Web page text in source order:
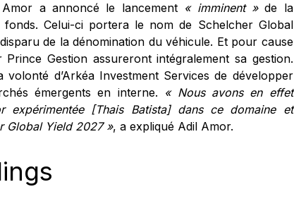
a annoncé le lancement « imminent »de la
Celui-ci portera le nom de Schelcher Global
de la dénomination du véhicule. Et pour cause
Gestion assureront intégralement sa gestion.
volonté d’Arkéa Investment Services de développer
émergents en interne. « Nous avons en effet
expérimentée [Thais Batista] dans ce domaine et
Global Yield 2027 », a expliqué Adil Amor.